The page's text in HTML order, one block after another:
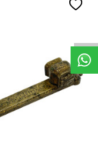
WhtsppDeseHatt